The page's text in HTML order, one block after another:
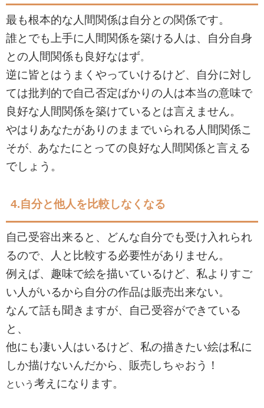
最も根本的な人間関係は自分との関係です。
誰とでも上手に人間関係を築ける人は、自分自身
との人間関係も良好なはず。
逆に皆とはうまくやっていけるけど、自分に対し
ては批判的で自己否定ばかりの人は本当の意味で
良好な人間関係を築けているとは言えません。
やはりあなたがありのままでいられる人間関係こ
そが
あなたにとっての良好な人間関係と言える
でしょう。
4.自分と他人を比較しなくなる
自己受容出来ると、どんな自分でも受け入れられ
るので、人と比較する必要性がありません。
例えば、趣味で絵を描いているけど、私よりすご
い人がいるから自分の作品は販売出来ない。
なんて話も聞きますが、自己受容ができている
と、
他にも凄い人はいるけど、私の描きたい絵は私に
しか描けないんだから、販売しちゃおう！
という 考えになります。